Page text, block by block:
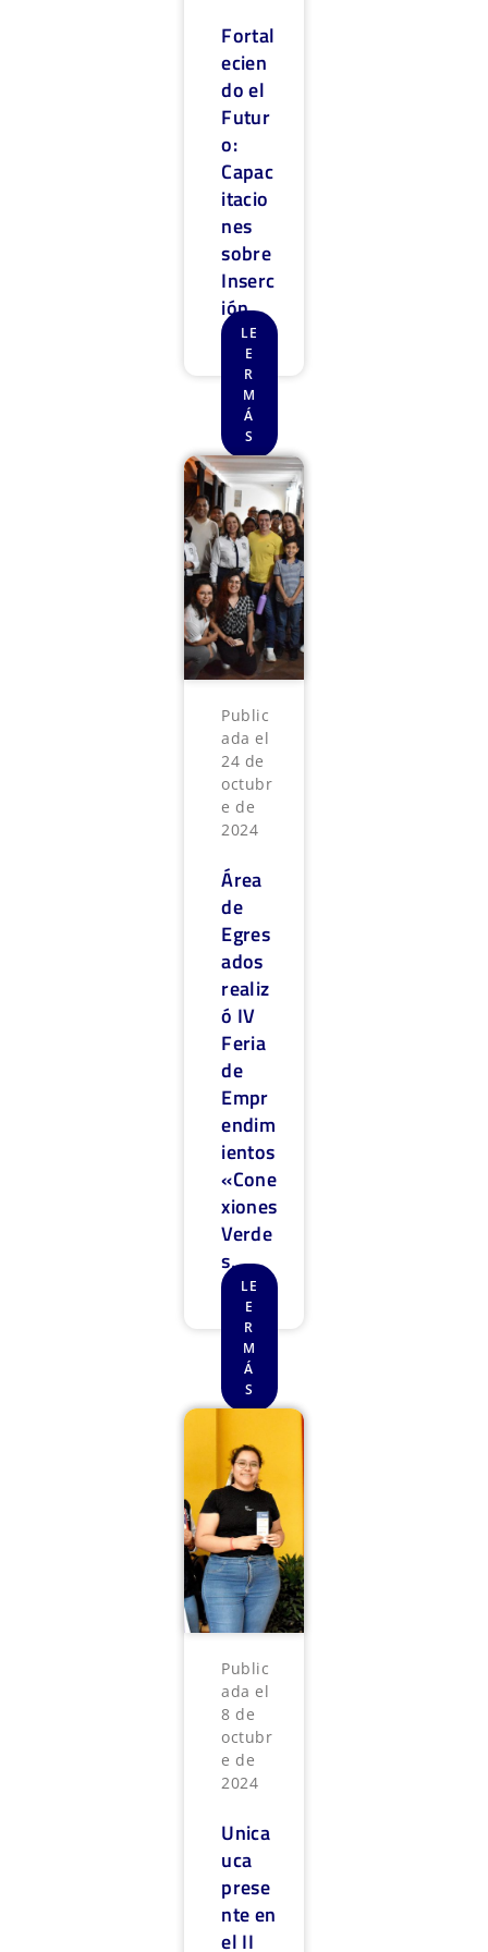
Fortal
ecien
do el
Futur
o:
Capac
itacio
nes
sobre
Inserc
ión
Labor
LE
E
R
M
Á
S
Public
ada el
24 de
octubr
e de
2024
Área
de
Egres
ados
realiz
ó IV
Feria
de
Empr
endim
ientos
«Cone
xiones
Verde
s,
ambi..
LE
E
R
M
Á
S
Public
ada el
8 de
octubr
e de
2024
Unica
uca
prese
nte en
el II